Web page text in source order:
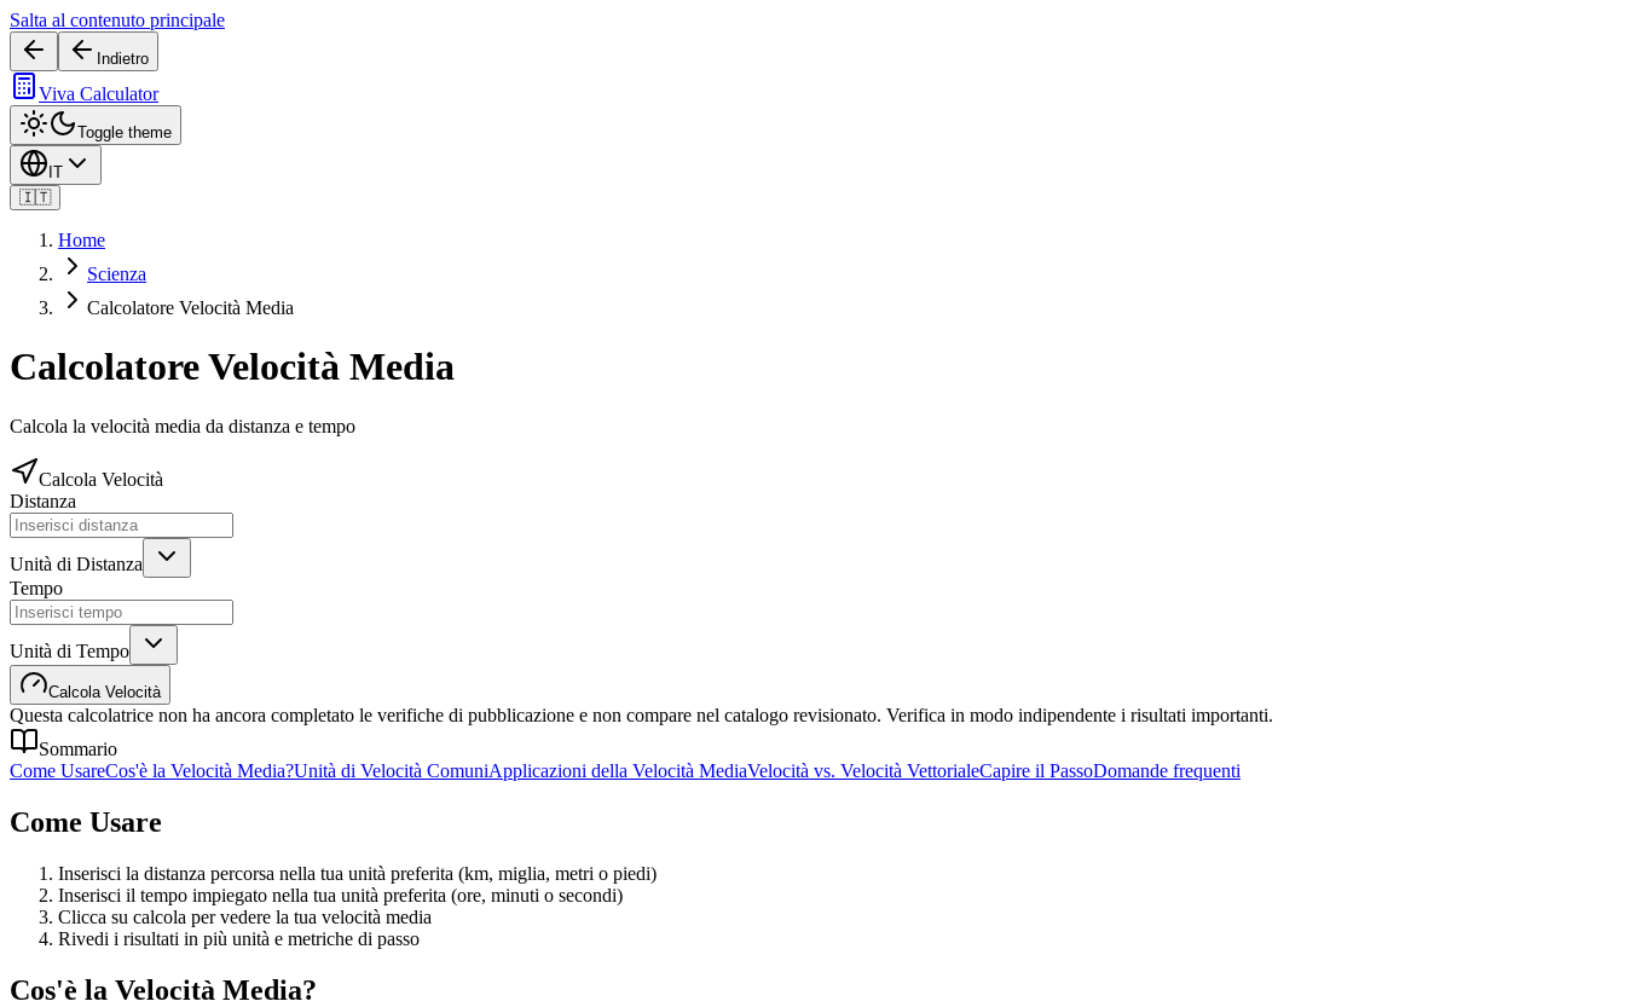
Salta al contenuto principale
Indietro
Viva Calculator
Toggle theme
IT
🇮🇹
Home
Scienza
Calcolatore Velocità Media
Calcolatore Velocità Media
Calcola la velocità media da distanza e tempo
Calcola Velocità
Distanza
Unità di Distanza
Tempo
Unità di Tempo
Calcola Velocità
Questa calcolatrice non ha ancora completato le verifiche di pubblicazione e non compare nel catalogo revisionato. Verifica in modo indipendente i risultati importanti.
Sommario
Come UsareCos'è la Velocità Media?Unità di Velocità ComuniApplicazioni della Velocità MediaVelocità vs. Velocità VettorialeCapire il PassoDomande frequenti
Come Usare
Inserisci la distanza percorsa nella tua unità preferita (km, miglia, metri o piedi)
Inserisci il tempo impiegato nella tua unità preferita (ore, minuti o secondi)
Clicca su calcola per vedere la tua velocità media
Rivedi i risultati in più unità e metriche di passo
Cos'è la Velocità Media?